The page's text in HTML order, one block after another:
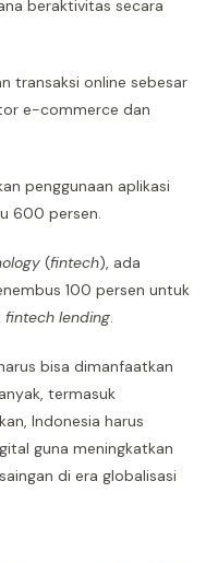
beraktivitas secara
transaksi online sebesar
e-commerce dan
penggunaan aplikasi
600 persen.
(fintech), ada
100 persen untuk
fintech lending.
bisa dimanfaatkan
termasuk
Indonesia harus
guna meningkatkan
di era globalisasi